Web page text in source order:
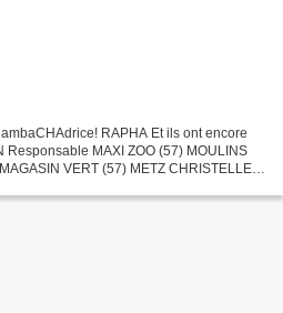
RAPHA Et ils ont encore
MAXI ZOO (57) MOULINS
VERT (57) METZ CHRISTELLE